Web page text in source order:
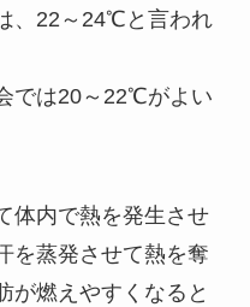
22～24℃ と言われ
では20～22℃がよい
体内で熱を発生させ
を蒸発させて熱を奪
が燃えやすくなると